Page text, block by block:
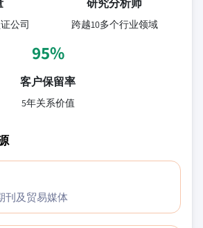
证公司
研究分析师
跨越10多个行业领域
95%
客户保留率
5年关系价值
刊及贸易媒体